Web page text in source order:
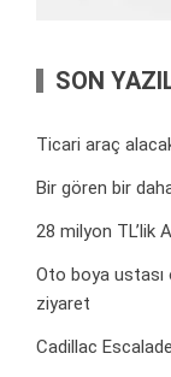
SON
Ticari araç
Bir gören bir
28 milyon TL’lik
Oto boya ustası
ziyaret
Cadillac